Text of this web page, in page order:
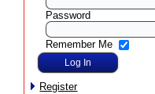
Password
Remember Me
Register